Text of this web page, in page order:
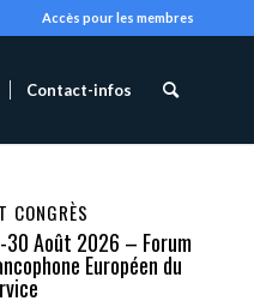
Accès pour les membres
Contact-infos
CONGRÈS
30 Août 2026 – Forum
Européen du